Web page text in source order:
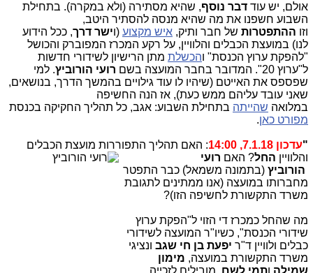
אולם, יש עוד דבר נוסף, שהיא מסתירה (ולא במקרה). בתחילת
השבוע חשפנו את מה שהיא מנסה להסתיר היטב,
וזו ההתפטרות של חבר ותיק, איש מקצוע (וישר דרך, ככל הידוע
לנו) במועצת הכבלים והלוויין, על רקע המכרז המפוברק והכושל
"להפקת ערוץ הכנסת" והכשלת מתן הרישיון לשידורי חדשות
ל"ערוץ 20". המדובר בחבר המועצה בשם
רועי הורוביץ. למי
שפספס את האייטם (שיהיו לו עוד גילויים בהמשך הדרך, בנושאים,
שאני עובד עליהם ממש כעת), אז הנה החשיפה
במלואה שהייתה בתחילת השבוע: אגב, כל תהליך החקיקה בכנסת
מפורט כאן.
"עדכון 7.1.18, 14:00
: האם תהליך התפוררות מועצת הכבלים
והלוויין החל? האם רועי
הורוביץ (בתמונה משמאל) כבר התפטר
מחברותו במועצה (אנו ממתינים לתגובת
משרד התקשורת לחשיפה הזו)?
מה שהחל כמכרז די הזוי ל"הפקת ערוץ
שידורי הכנסת", כשיו"ר המועצה לשידורי
כבלים ולוויין ד"ר יפעת בן חי שגב ונציגי
משרד התקשורת במועצה, מימון